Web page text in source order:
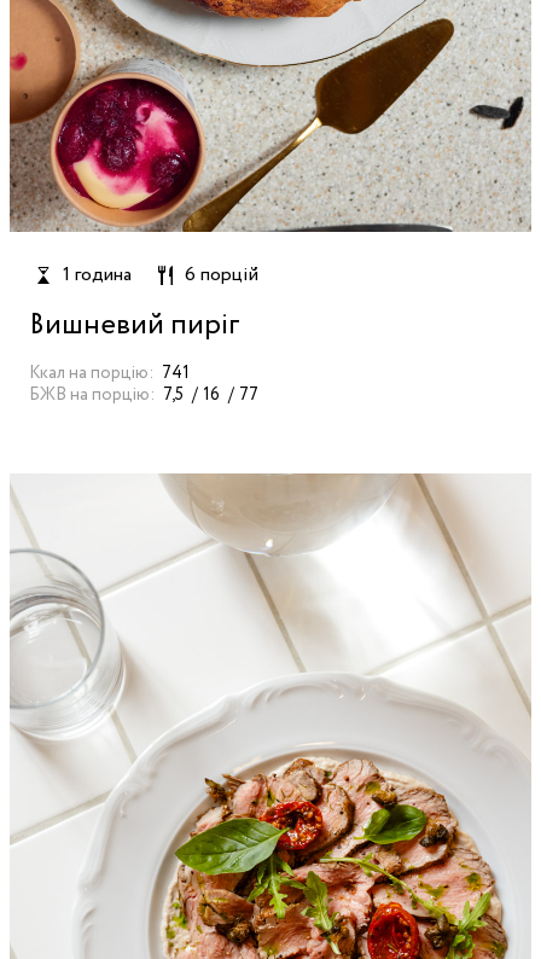
1 година 6 порцій
Вишневий пиріг
Ккал на порцію: 741
БЖВ на порцію: 7,5 16 77